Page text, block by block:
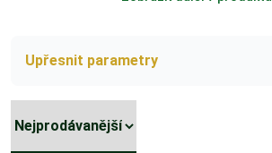
Upřesnit parametry